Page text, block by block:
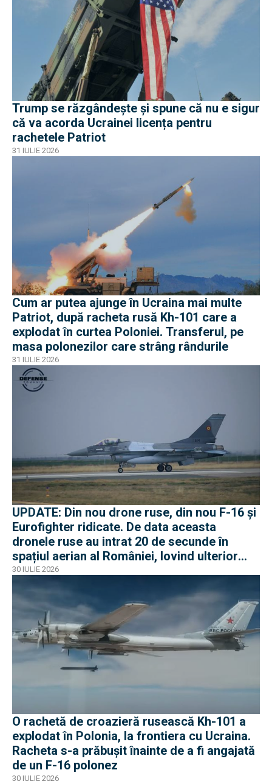
Trump se răzgândește și spune că nu e sigur
că va acorda Ucrainei licența pentru
rachetele Patriot
31 IULIE 2026
Cum ar putea ajunge în Ucraina mai multe
Patriot, după racheta rusă Kh-101 care a
explodat în curtea Poloniei. Transferul, pe
masa polonezilor care strâng rândurile
31 IULIE 2026
UPDATE: Din nou drone ruse, din nou F-16 și
Eurofighter ridicate. De data aceasta
dronele ruse au intrat 20 de secunde în
spațiul aerian al României, lovind ulterior
Ucraina
30 IULIE 2026
O rachetă de croazieră rusească Kh-101 a
explodat în Polonia, la frontiera cu Ucraina.
Racheta s-a prăbușit înainte de a fi angajată
de un F-16 polonez
30 IULIE 2026